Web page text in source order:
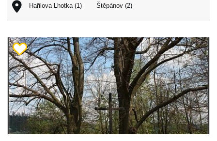
Hařilova Lhotka (1) Štěpánov (2)